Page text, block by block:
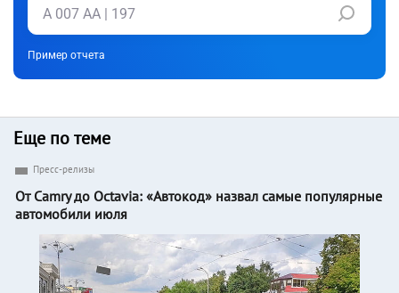
Пример отчета
Еще по теме
Пресс-релизы
От Camry до Octavia: «Автокод» назвал самые популярные
автомобили июля